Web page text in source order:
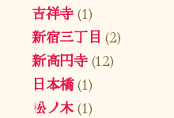
吉祥寺(1)
新宿三丁目 (2)
新高円寺(12)
日本橋(1)
松ノ木(1)